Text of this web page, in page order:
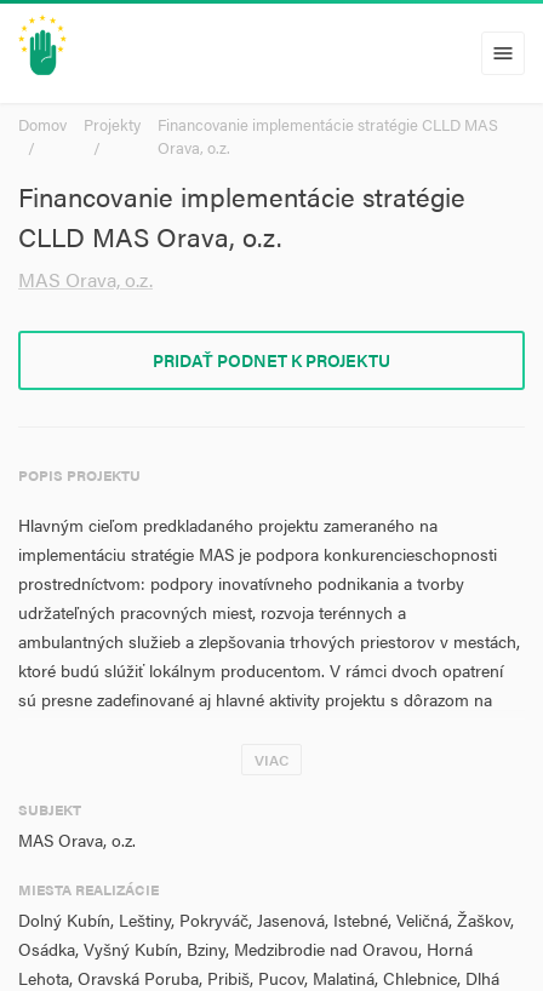
menu
Domov Projekty
Financovanie implementácie stratégie CLLD MAS
Orava, o.z.
Financovanie implementácie stratégie
CLLD MAS Orava, o.z.
MAS Orava, o.z.
PRIDAŤ PODNET K PROJEKTU
POPIS PROJEKTU
Hlavným cieľom predkladaného projektu zameraného na
implementáciu stratégie MAS je podpora konkurencieschopnosti
prostredníctvom: podpory inovatívneho podnikania a tvorby
udržateľných pracovných miest, rozvoja terénnych a
ambulantných služieb a zlepšovania trhových priestorov v mestách,
ktoré budú slúžiť lokálnym producentom. V rámci dvoch opatrení
sú presne zadefinované aj hlavné aktivity projektu s dôrazom na
so zreteľom na pridelené finančné prostriedky, prostredníctvom
realizované aktivity budú určené oprávneným žiadateľom
definovaným stratégiou CLLD a projektom. Projekt implementácie
39 obcí okresov Dolný Kubín, Tvrdošín a Námestovo vrátane troch
miest. MAS Orava, o.z. v súčasnosti pokrýva územie troch okresov
Oravy s počtom obyvateľov 75 994.
VIAC
SUBJEKT
MAS Orava, o.z.
MIESTA REALIZÁCIE
Dolný Kubín, Leštiny, Pokryváč, Jasenová, Istebné, Veličná, Žaškov,
Osádka, Vyšný Kubín, Bziny, Medzibrodie nad Oravou, Horná
Lehota, Oravská Poruba, Pribiš, Pucov, Malatiná, Chlebnice, Dlhá